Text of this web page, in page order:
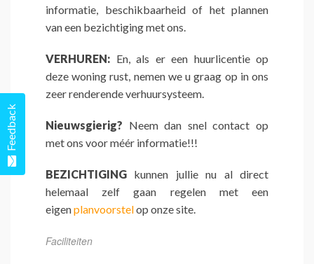
informatie, beschikbaarheid of het plannen
van een bezichtiging met ons.
VERHUREN: En, als er een huurlicentie op
deze woning rust, nemen we u graag op in ons
zeer renderende verhuursysteem.
Nieuwsgierig? Neem dan snel contact op
met ons voor méér informatie!!!
BEZICHTIGING kunnen jullie nu al direct
helemaal zelf gaan regelen met een
eigenplanvoorstelop onze site.
Faciliteiten
Feedback